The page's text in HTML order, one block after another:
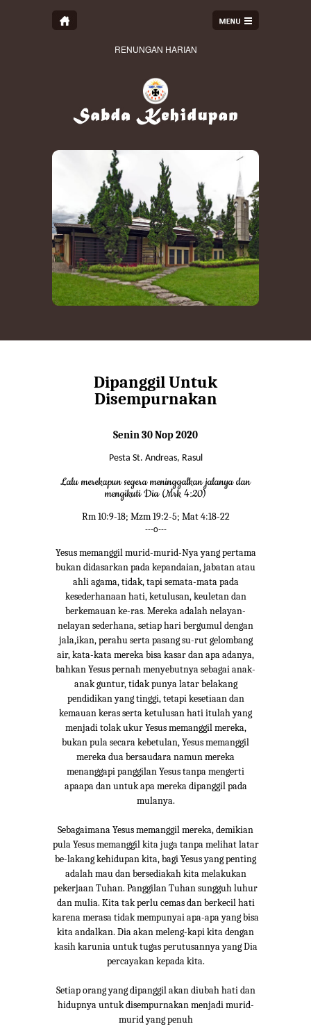
RENUNGAN HARIAN
Dipanggil Untuk
Disempurnakan
Senin 30 Nop 2020
Pesta St. Andreas, Rasul
Lalu merekapun segera meninggalkan jalanya dan
mengikuti Dia (Mrk 4:20)
Rm 10:9-18; Mzm 19:2-5; Mat 4:18-22
---o---
Yesus memanggil murid-murid-Nya yang pertama
bukan didasarkan pada kepandaian, jabatan atau
ahli agama, tidak, tapi semata-mata pada
kesederhanaan hati, ketulusan, keuletan dan
berkemauan ke-ras. Mereka adalah nelayan-
nelayan sederhana, setiap hari bergumul dengan
jala,ikan, perahu serta pasang su-rut gelombang
air, kata-kata mereka bisa kasar dan apa adanya,
bahkan Yesus pernah menyebutnya sebagai anak-
anak guntur, tidak punya latar belakang
pendidikan yang tinggi, tetapi kesetiaan dan
kemauan keras serta ketulusan hati itulah yang
menjadi tolak ukur Yesus memanggil mereka,
bukan pula secara kebetulan, Yesus memanggil
mereka dua bersaudara namun mereka
menanggapi panggilan Yesus tanpa mengerti
apaapa dan untuk apa mereka dipanggil pada
mulanya.
Sebagaimana Yesus memanggil mereka, demikian
pula Yesus memanggil kita juga tanpa melihat latar
be-lakang kehidupan kita, bagi Yesus yang penting
adalah mau dan bersediakah kita melakukan
pekerjaan Tuhan. Panggilan Tuhan sungguh luhur
dan mulia. Kita tak perlu cemas dan berkecil hati
karena merasa tidak mempunyai apa-apa yang bisa
kita andalkan. Dia akan meleng-kapi kita dengan
kasih karunia untuk tugas perutusannya yang Dia
percayakan kepada kita.
Setiap orang yang dipanggil akan diubah hati dan
hidupnya untuk disempurnakan menjadi murid-
murid yang penuh